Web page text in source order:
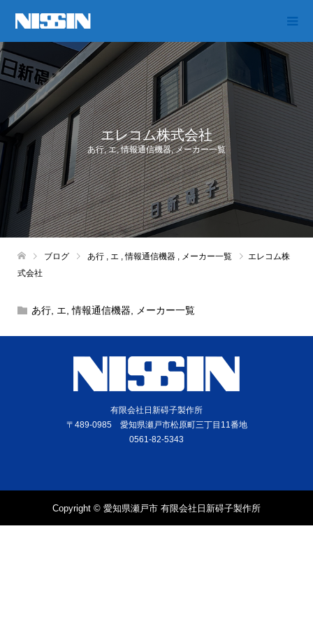
エレコム株式会社
あ行,エ,情報通信機器,メーカー一覧
ブログ あ行 エ ,情報通信機器 メーカー一覧
エレコム株
式会社
あ行, エ ,情報通信機器 メーカー一覧
有限会社日新碍子製作所
〒489-0985 愛知県瀬戸市松原町三丁目11番地
0561-82-5343
Copyright © 愛知県瀬戸市 有限会社日新碍子製作所